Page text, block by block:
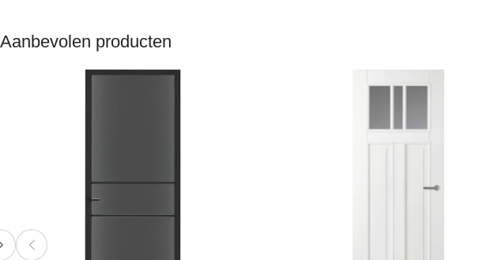
Aanbevolen producten